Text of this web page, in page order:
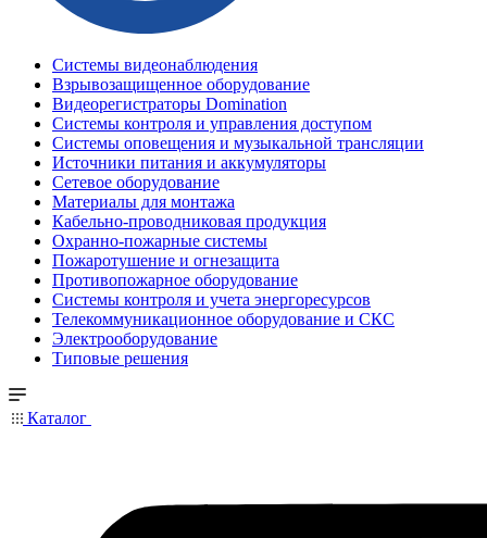
Системы видеонаблюдения
Взрывозащищенное оборудование
Видеорегистраторы Domination
Системы контроля и управления доступом
Системы оповещения и музыкальной трансляции
Источники питания и аккумуляторы
Сетевое оборудование
Материалы для монтажа
Кабельно-проводниковая продукция
Охранно-пожарные системы
Пожаротушение и огнезащита
Противопожарное оборудование
Системы контроля и учета энергоресурсов
Телекоммуникационное оборудование и СКС
Электрооборудование
Типовые решения
Каталог